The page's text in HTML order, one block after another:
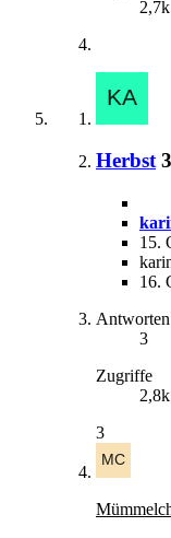
2,7k
Herbst 3
15.
16.
Antworten
3
Zugriffe
2,8k
3